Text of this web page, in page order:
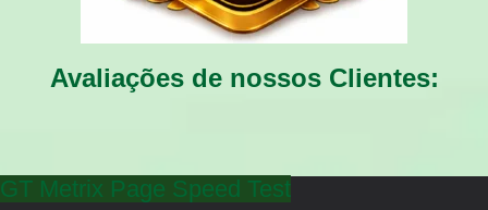
Avaliações de nossos Clientes:
GT Metrix Page Speed Test